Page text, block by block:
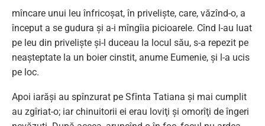
mîncare unui leu înfricoşat, în privelişte, care, văzînd-o, a
început a se gudura şi a-i mîngîia picioarele. Cînd l-au luat
pe leu din privelişte şi-l duceau la locul său, s-a repezit pe
neaşteptate la un boier cinstit, anume Eumenie, şi l-a ucis
pe loc.
Apoi iarăşi au spînzurat pe Sfînta Tatiana şi mai cumplit
au zgîriat-o; iar chinuitorii ei erau loviţi şi omorîţi de îngeri